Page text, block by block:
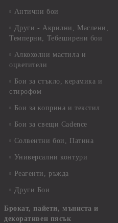
Антични бои
Други - Акрилни, Маслени,
Темперни, Тебеширени бои
Алкохолни мастила и
оцветители
Бои за стъкло, керамика и
стирофом
Бои за коприна и текстил
Бои за свещи Cadence
Солвентни бои, Патина
Универсални контури
Реагенти, ръжда
Други Бои
Брокат, пайети, мъниста и
декоративен пясък